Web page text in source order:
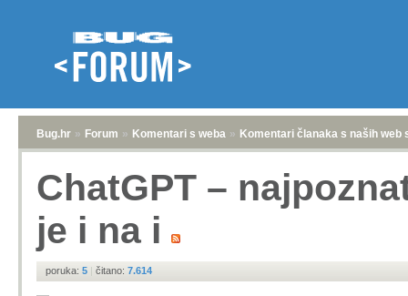
Bug.hr » Forum » Komentari s weba » Komentari članaka s naših web
ChatGPT –
je i na i
poruka: 5 | čitano: 7.614